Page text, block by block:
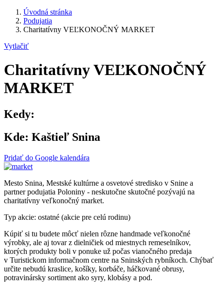
Úvodná stránka
Podujatia
Charitatívny VEĽKONOČNÝ MARKET
Vytlačiť
Charitatívny VEĽKONOČNÝ
MARKET
Kedy:
Kde: Kaštieľ Snina
Pridať do Google kalendára
Mesto Snina, Mestské kultúrne a osvetové stredisko v Snine a
partner podujatia Poloniny - neskutočne skutočné pozývajú na
charitatívny veľkonočný market.
Typ akcie: ostatné (akcie pre celú rodinu)
Kúpiť si tu budete môcť nielen rôzne handmade veľkonočné
výrobky, ale aj tovar z dielničiek od miestnych remeselníkov,
ktorých produkty boli v ponuke už počas vianočného predaja
v Turistickom informačnom centre na Sninských rybníkoch. Chýbať
určite nebudú kraslice, košíky, korbáče, háčkované obrusy,
potravinársky sortiment ako syry, klobásy a pod.